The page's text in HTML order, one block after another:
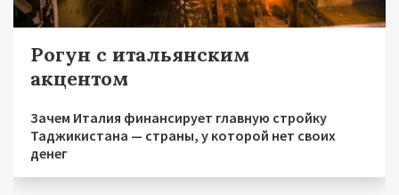
Рогун с итальянским
акцентом
Зачем Италия финансирует главную стройку
Таджикистана — страны, у которой нет своих
денег